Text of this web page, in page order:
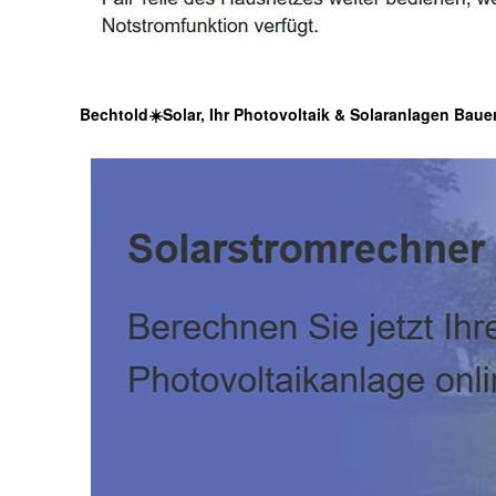
Bechtold☀️Solar, Ihr Photovoltaik & Solaranlagen